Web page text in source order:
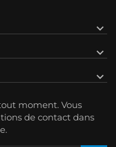



moment. Vous
de contact dans